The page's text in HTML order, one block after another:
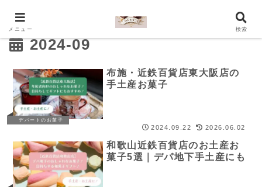
2024-09
デパートのお菓子
布施・近鉄百貨店東大阪店の
手土産お菓子
2024.09.22 2026.06.02
和歌山近鉄百貨店のお土産お
菓子5選｜デパ地下手土産にも
メニュー 検索